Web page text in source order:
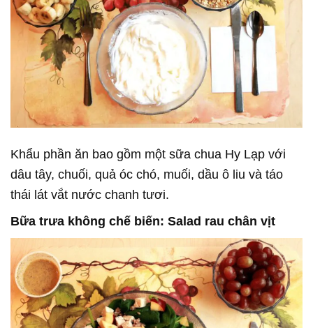
Khẩu phần ăn bao gồm một sữa chua Hy Lạp với
dâu tây, chuối, quả óc chó, muối, dầu ô liu và táo
thái lát vắt nước chanh tươi.
Bữa trưa không chế biến: Salad rau chân vịt